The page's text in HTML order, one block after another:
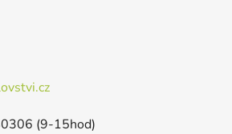
(9-15hod)